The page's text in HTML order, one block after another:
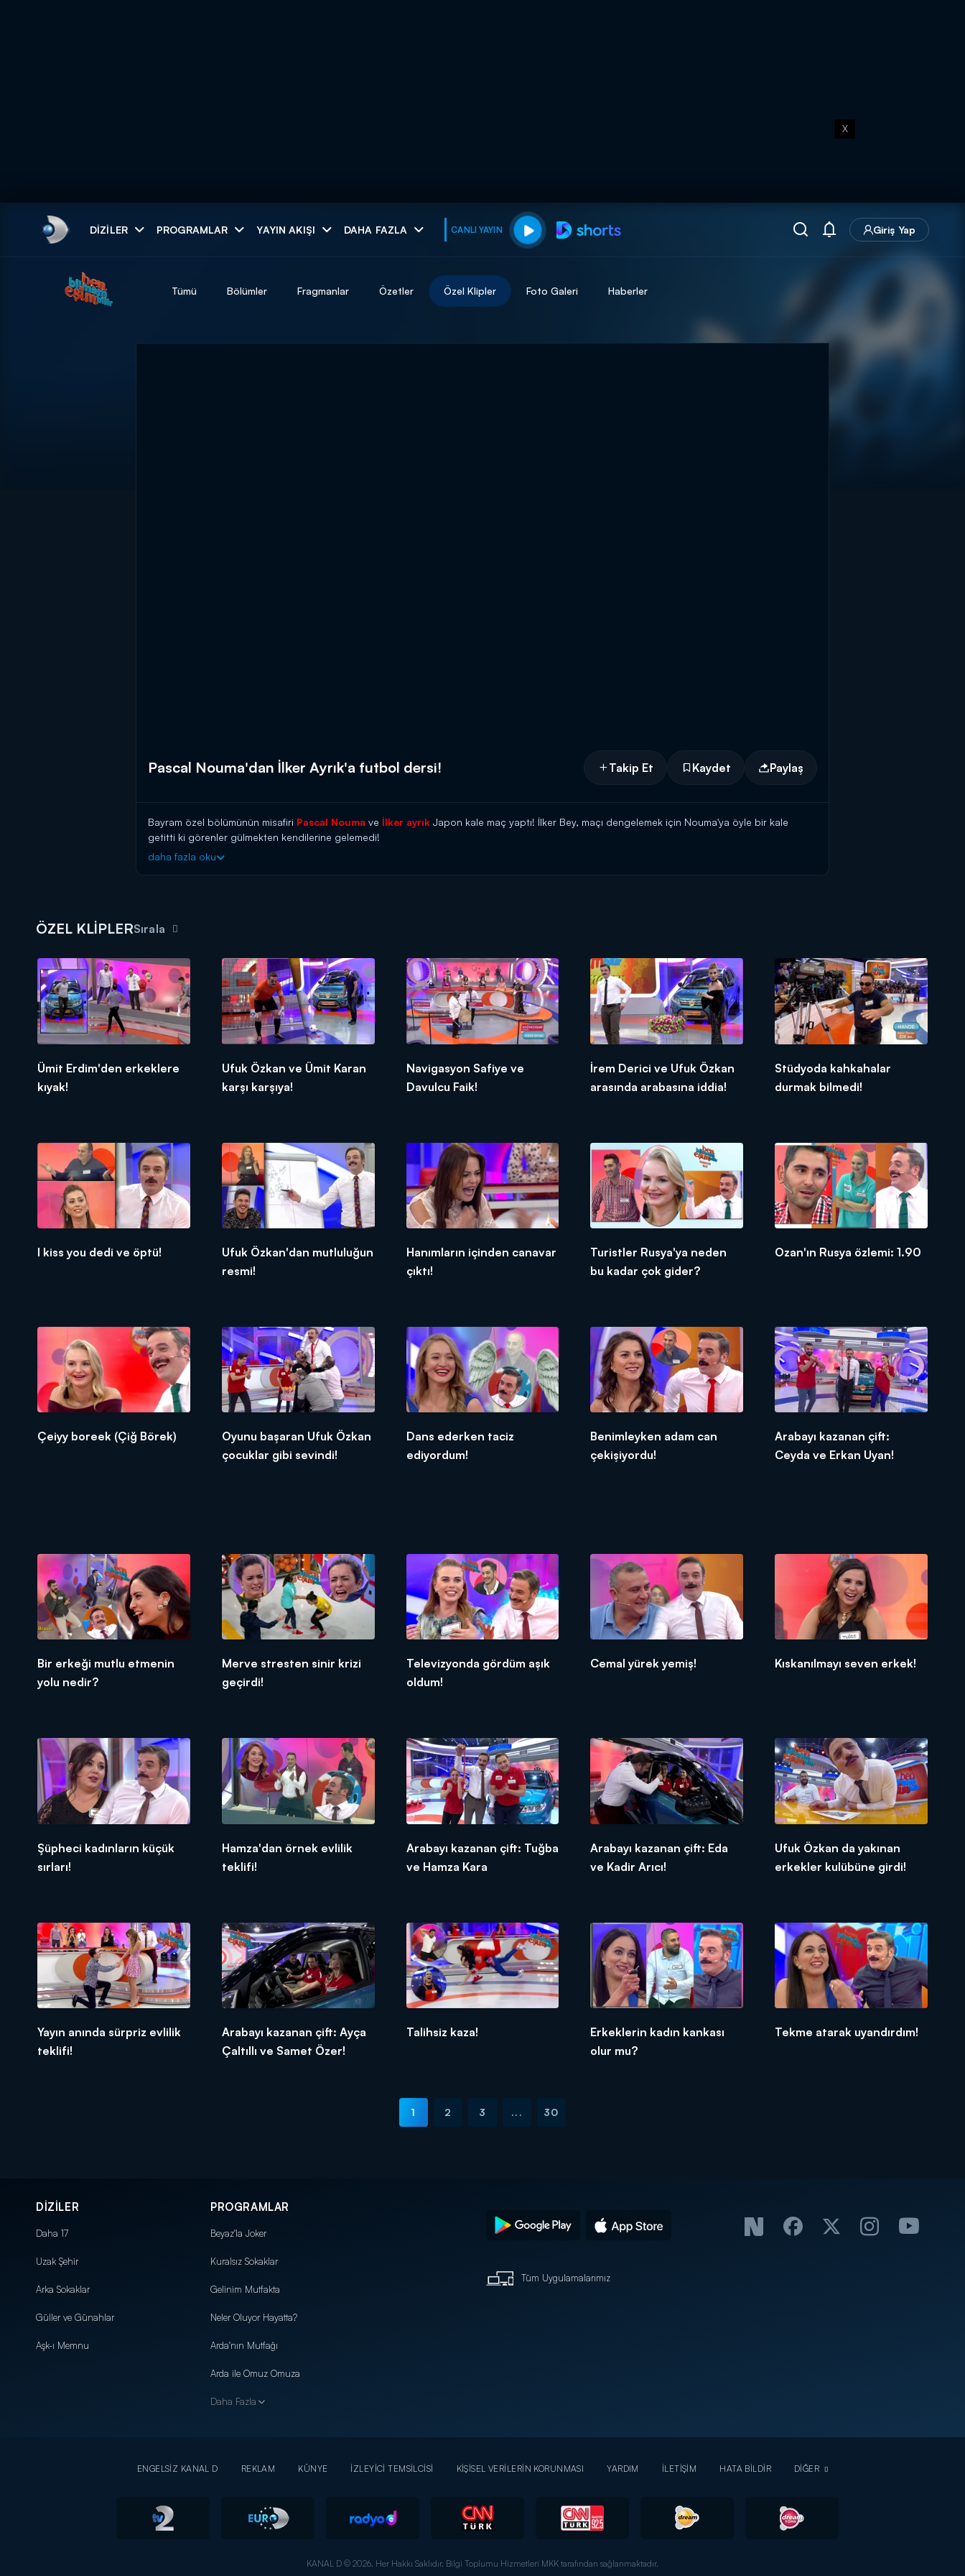
X
DIZILER PROGRAMLAR YAYIN AKIŞI DAHA FAZLA CANLI YAYIN Giriş Yap
muhteşem ikili
Tümü Bölümler Fragmanlar Özetler Özel Klipler Foto Galeri Haberler
Pascal Nouma'dan İlker Ayrık'a futbol dersi! Takip Et Kaydet Paylaş
Bayram özel bölümünün misafiri Pascal Nouma ve İlker ayrık Japon kale maç yaptı! İlker Bey, maçı dengelemek için Nouma'ya öyle bir kale
getitti ki görenler gülmekten kendilerine gelemedi!
daha fazla oku
ÖZEL KLİPLERSırala
Ümit Erdim'den erkeklere
kıyak!
Ufuk Özkan ve Ümit Karan
karşı karşıya!
Navigasyon Safiye ve
Davulcu Faik!
İrem Derici ve Ufuk Özkan
arasında arabasına iddia!
Stüdyoda kahkahalar
durmak bilmedi!
I kiss you dedi ve öptü!
Ufuk Özkan'dan mutluluğun
resmi!
Hanımların içinden canavar
çıktı!
Turistler Rusya'ya neden
bu kadar çok gider?
Ozan'ın Rusya özlemi: 1.90
Çeiyy boreek (Çiğ Börek)
Oyunu başaran Ufuk Özkan
çocuklar gibi sevindi!
Dans ederken taciz
ediyordum!
Benimleyken adam can
çekişiyordu!
Arabayı kazanan çift:
Ceyda ve Erkan Uyan!
Bir erkeği mutlu etmenin
yolu nedir?
Merve stresten sinir krizi
geçirdi!
Televizyonda gördüm aşık
oldum!
Cemal yürek yemiş! Kıskanılmayı seven erkek!
Şüpheci kadınların küçük
sırları!
Hamza'dan örnek evlilik
teklifi!
Arabayı kazanan çift: Tuğba
ve Hamza Kara
Arabayı kazanan çift: Eda
ve Kadir Arıcı!
Ufuk Özkan da yakınan
erkekler kulübüne girdi!
Yayın anında sürpriz evlilik
teklifi!
Arabayı kazanan çift: Ayça
Çaltıllı ve Samet Özer!
Talihsiz kaza!
Erkeklerin kadın kankası
olur mu?
Tekme atarak uyandırdım!
1 2 3 ... 30
DİZİLER
Daha 17
Uzak Şehir
Arka Sokaklar
Güller ve Günahlar
Aşk-ı Memnu
PROGRAMLAR
Beyaz'la Joker
Kuralsız Sokaklar
Gelinim Mutfakta
Neler Oluyor Hayatta?
Arda'nın Mutfağı
Arda ile Omuz Omuza
Daha Fazla
Tüm Uygulamalarımız
ENGELSİZ KANAL D REKLAM KÜNYE İZLEYİCİ TEMSİLCİSİ KİŞİSEL VERİLERİN KORUNMASI YARDIM İLETİŞİM HATA BİLDİR DİĞER
KANAL D © 2026. Her Hakkı Saklıdır. Bilgi Toplumu Hizmetleri MKK tarafından sağlanmaktadır.